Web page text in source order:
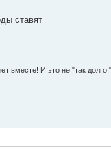
ставят
вместе! И это не "так